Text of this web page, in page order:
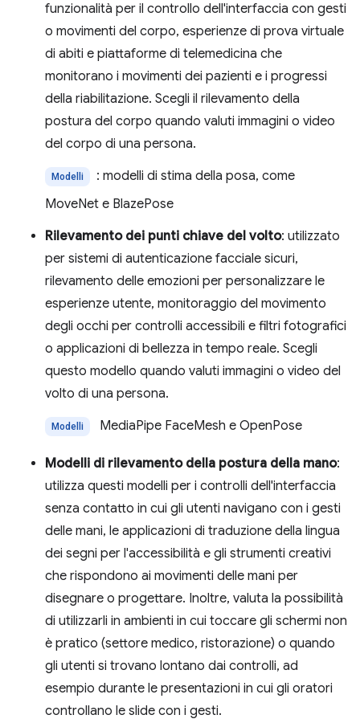
funzionalità per il controllo dell'interfaccia con gesti
o movimenti del corpo, esperienze di prova virtuale
di abiti e piattaforme di telemedicina che
monitorano i movimenti dei pazienti e i progressi
della riabilitazione. Scegli il rilevamento della
postura del corpo quando valuti immagini o video
del corpo di una persona.
Modelli
: modelli di stima della posa, come
MoveNet e BlazePose
Rilevamento dei punti chiave del volto: utilizzato
per sistemi di autenticazione facciale sicuri,
rilevamento delle emozioni per personalizzare le
esperienze utente, monitoraggio del movimento
degli occhi per controlli accessibili e filtri fotografici
o applicazioni di bellezza in tempo reale. Scegli
questo modello quando valuti immagini o video del
volto di una persona.
Modelli MediaPipe FaceMesh e OpenPose
Modelli di rilevamento della postura della mano:
utilizza questi modelli per i controlli dell'interfaccia
senza contatto in cui gli utenti navigano con i gesti
delle mani, le applicazioni di traduzione della lingua
dei segni per l'accessibilità e gli strumenti creativi
che rispondono ai movimenti delle mani per
disegnare o progettare. Inoltre, valuta la possibilità
di utilizzarli in ambienti in cui toccare gli schermi non
è pratico (settore medico, ristorazione) o quando
gli utenti si trovano lontano dai controlli, ad
esempio durante le presentazioni in cui gli oratori
controllano le slide con i gesti.